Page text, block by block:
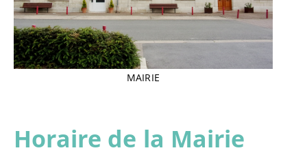
MAIRIE
Horaire de la Mairie